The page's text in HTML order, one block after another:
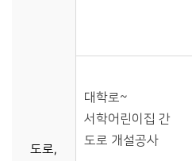
도로,
대학로~
서학어린이집 간
도로 개설공사